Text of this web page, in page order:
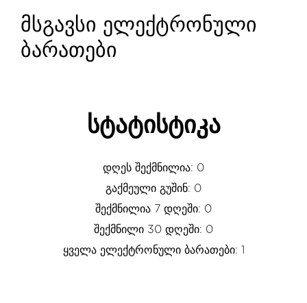
მსგავსი ელექტრონული
ბარათები
სტატისტიკა
დღეს შექმნილია: 0
გაქმეული გუშინ: 0
შექმნილია 7 დღეში: 0
შექმნილი 30 დღეში: 0
ყველა ელექტრონული ბარათები: 1